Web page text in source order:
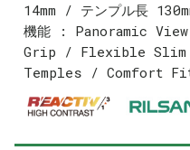
14mm / テンプル長
機能 : Panoramic
Grip / Flexible Slim
Temples / Comfort